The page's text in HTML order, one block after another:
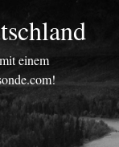
einem